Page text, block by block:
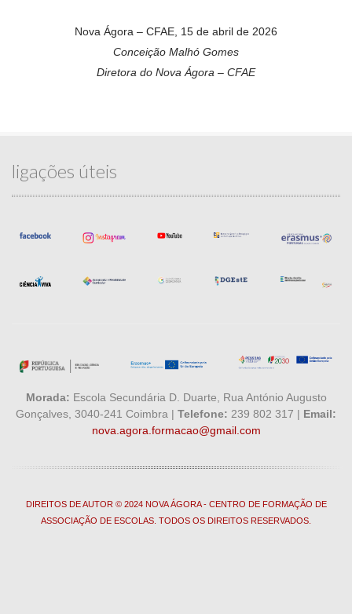
Nova Ágora – CFAE, 15 de abril de 2026
Conceição Malhó Gomes
Diretora do Nova Ágora – CFAE
ligações úteis
Morada: Escola Secundária D. Duarte, Rua António Augusto
Gonçalves, 3040-241 Coimbra | Telefone: 239 802 317 | Email:
nova.agora.formacao@gmail.com
DIREITOS DE AUTOR © 2024 NOVA ÁGORA - CENTRO DE FORMAÇÃO DE
ASSOCIAÇÃO DE ESCOLAS. TODOS OS DIREITOS RESERVADOS.